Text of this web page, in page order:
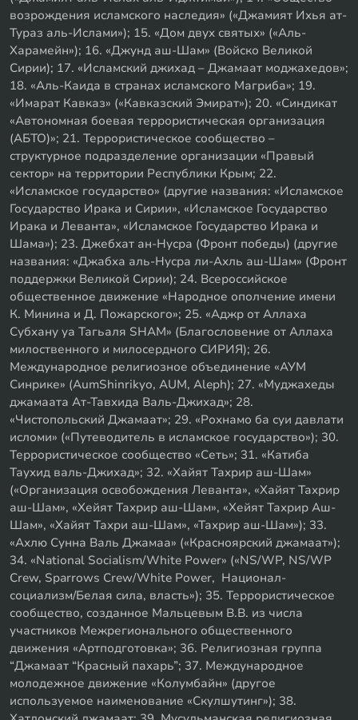
возрождения исламского наследия» («Джамият Ихья ат-
Тураз аль-Ислами»); 15. «Дом двух святых» («Аль-
Харамейн»); 16. «Джунд аш-Шам» (Войско Великой
Сирии); 17. «Исламский джихад – Джамаат моджахедов»;
18. «Аль-Каида в странах исламского Магриба»; 19.
«Имарат Кавказ» («Кавказский Эмират»); 20. «Синдикат
«Автономная боевая террористическая организация
(АБТО)»; 21. Террористическое сообщество –
структурное подразделение организации «Правый
сектор» на территории Республики Крым; 22.
«Исламское государство» (другие названия: «Исламское
Государство Ирака и Сирии», «Исламское Государство
Ирака и Леванта», «Исламское Государство Ирака и
Шама»); 23. Джебхат ан-Нусра (Фронт победы) (другие
названия: «Джабха аль-Нусра ли-Ахль аш-Шам» (Фронт
поддержки Великой Сирии); 24. Всероссийское
общественное движение «Народное ополчение имени
К. Минина и Д. Пожарского»; 25. «Аджр от Аллаха
Субхану уа Тагьаля SHAM» (Благословение от Аллаха
милоственного и милосердного СИРИЯ); 26.
Международное религиозное объединение «АУМ
Синрике» (AumShinrikyo, AUM, Aleph); 27. «Муджахеды
джамаата Ат-Тавхида Валь-Джихад»; 28.
«Чистопольский Джамаат»; 29. «Рохнамо ба суи давлати
исломи» («Путеводитель в исламское государство»); 30.
Террористическое сообщество «Сеть»; 31. «Катиба
Таухид валь-Джихад»; 32. «Хайят Тахрир аш-Шам»
(«Организация освобождения Леванта», «Хайят Тахрир
аш-Шам», «Хейят Тахрир аш-Шам», «Хейят Тахрир Аш-
Шам», «Хайят Тахри аш-Шам», «Тахрир аш-Шам»); 33.
«Ахлю Сунна Валь Джамаа» («Красноярский джамаат»);
34. «National Socialism/White Power» («NS/WP, NS/WP
Crew, Sparrows Crew/White Power, Национал-
социализм/Белая сила, власть»); 35. Террористическое
сообщество, созданное Мальцевым В.В. из числа
участников Межрегионального общественного
движения «Артподготовка»; 36. Религиозная группа
“Джамаат “Красный пахарь”; 37. Международное
молодежное движение «Колумбайн» (другое
используемое наименование «Скулшутинг»); 38.